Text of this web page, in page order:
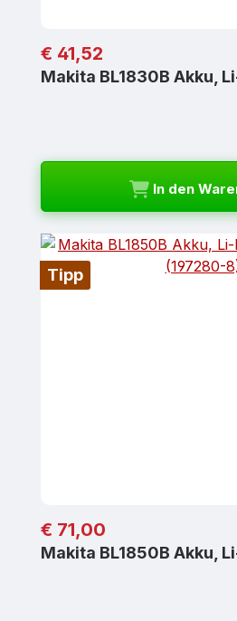
Regulärer Preis:
€ 41,52
Makita BL1830B Akku,
In den
Tipp
Regulärer Preis:
€ 71,00
Makita BL1850B Akku,